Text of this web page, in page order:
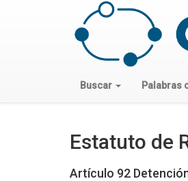
Buscar Palabras
Estatuto de
Artículo 92